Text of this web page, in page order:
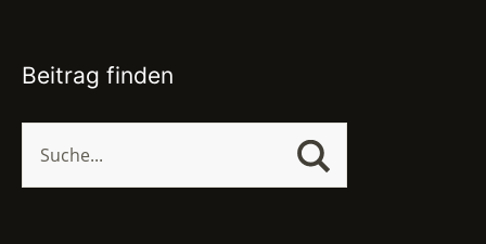
Beitrag finden